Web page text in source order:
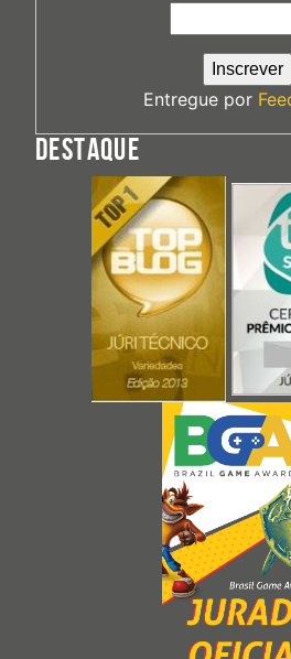
Entregue por
DESTAQUE